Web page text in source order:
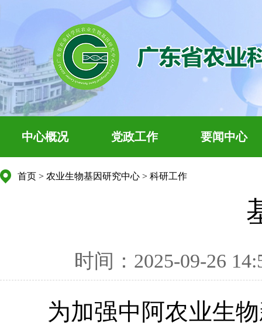
中心概况 党政工作 要闻中心
首页 > 农业生物基因研究中心 > 科研工作
时间：2025-09-26
为加强中阿农业生物